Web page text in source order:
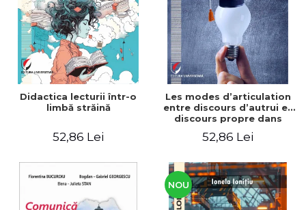
Didactica lecturii într-o
limbă străină
52,86 Lei
Les modes d’articulation
entre discours d’autrui et
discours propre dans
master
52,86 Lei
NOU